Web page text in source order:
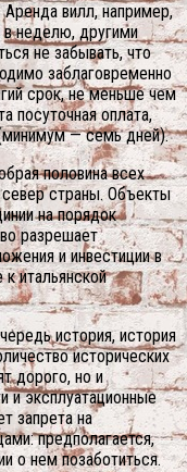
вилл, например,
неделю, другими
не забывать, что
заблаговременно
срок, не меньше чем
посуточная оплата,
— семь дней).
половина всех
страны. Объекты
на порядок
разрешает
и инвестиции в
итальянской
история, история
исторических
дорого, но и
и эксплуатационные
запрета на
предполагается,
о нем позаботиться.